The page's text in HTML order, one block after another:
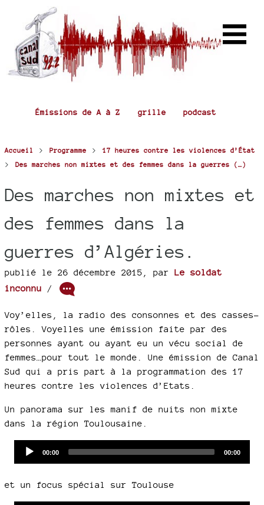
Émissions de A à Z grille podcast
Accueil > Programme > 17 heures contre les violences d’État
> Des marches non mixtes et des femmes dans la guerres (…)
Des marches non mixtes et
des femmes dans la
guerres d’Algéries.
publié le 26 décembre 2015 par Le soldat
inconnu /
Voy’elles, la radio des consonnes et des casses-
rôles. Voyelles une émission faite par des
personnes ayant ou ayant eu un vécu social de
femmes…pour tout le monde. Une émission de Canal
Sud qui a pris part à la programmation des 17
heures contre les violences d’Etats.
Un panorama sur les manif de nuits non mixte
dans la région Toulousaine.
Current
00:00
Total
00:00
et un focus spécial sur Toulouse